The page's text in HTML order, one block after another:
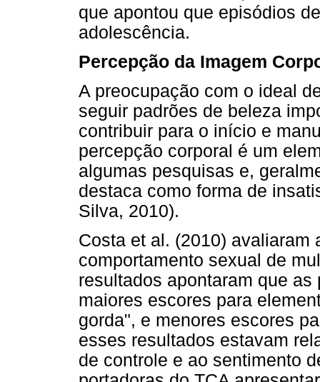
que apontou que episódios
adolescência.
Percepção da Imagem
A preocupação com o ideal
seguir padrões de beleza
contribuir para o início e
percepção corporal é um
algumas pesquisas e,
destaca como forma de
Silva, 2010).
Costa et al. (2010) avaliaram
comportamento sexual de
resultados apontaram que
maiores escores para
gorda", e menores escores
esses resultados estavam
de controle e ao sentimento